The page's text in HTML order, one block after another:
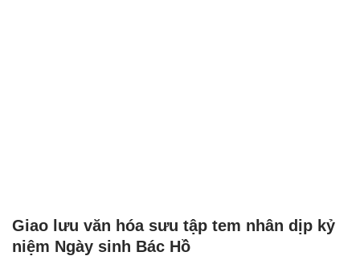
Giao lưu văn hóa sưu tập tem nhân dịp kỷ
niệm Ngày sinh Bác Hồ